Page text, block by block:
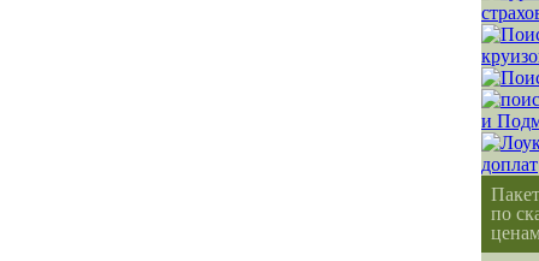
по